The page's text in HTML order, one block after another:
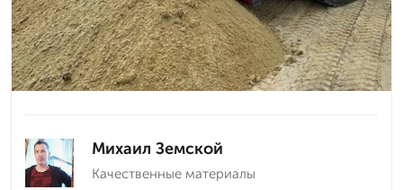
Михаил Земской
Качественные материалы